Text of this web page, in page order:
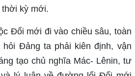
thời kỳ mới.
Đổi mới đi vào chiều sâu, toàn
hỏi Đảng ta phải kiên định, vận
tạo chủ nghĩa Mác- Lênin, tư